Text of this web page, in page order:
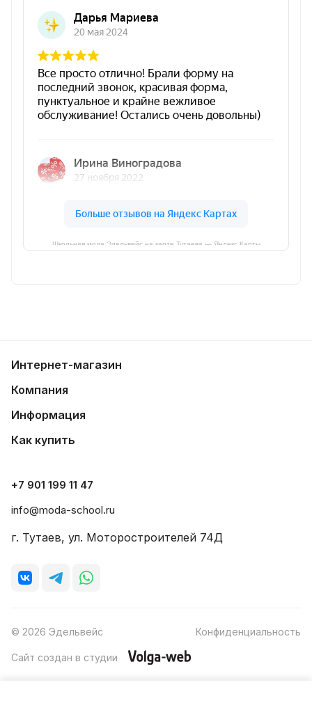
Школьная мода Эдельвейс на карте Тутаева — Яндекс Карты
Интернет-магазин
Компания
Информация
Как купить
+7 901 199 11 47
info@moda-school.ru
г. Тутаев, ул. Моторостроителей 74Д
© 2026 Эдельвейс Конфиденциальность
Сайт создан в студии